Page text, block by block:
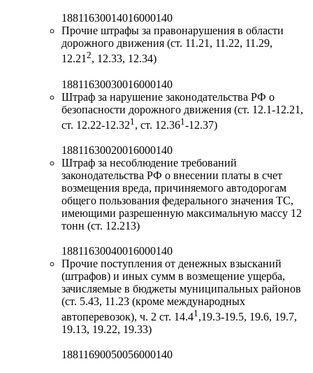
18811630014016000140
Прочие штрафы за правонарушения в области
дорожного движения (ст. 11.21, 11.22, 11.29,
12.212, 12.33, 12.34)
18811630030016000140
Штраф за нарушение законодательства РФ о
безопасности дорожного движения (ст. 12.1-12.21,
ст. 12.22-12.321 , ст. 12.361 -12.37)
18811630020016000140
Штраф за несоблюдение требований
законодательства РФ о внесении платы в счет
возмещения вреда, причиняемого автодорогам
общего пользования федерального значения ТС,
имеющими разрешенную максимальную массу 12
тонн (ст. 12.213)
18811630040016000140
Прочие поступления от денежных взысканий
(штрафов) и иных сумм в возмещение ущерба,
зачисляемые в бюджеты муниципальных районов
(ст. 5.43, 11.23 (кроме международных
автоперевозок), ч. 2 ст. 14.41 ,19.3-19.5, 19.6, 19.7,
19.13, 19.22, 19.33)
18811690050056000140